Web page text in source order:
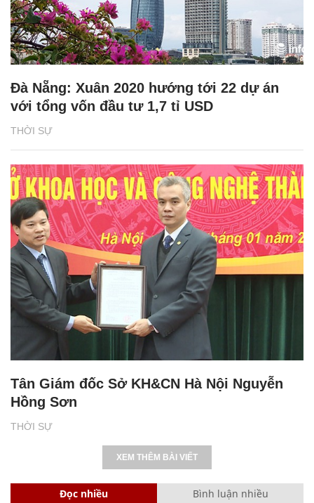
THỜI SỰ
Đà Nẵng: Xuân 2020 hướng tới 22 dự án
với tổng vốn đầu tư 1,7 tỉ USD
THỜI SỰ
Tân Giám đốc Sở KH&CN Hà Nội Nguyễn
Hồng Sơn
XEM THÊM BÀI VIẾT
Đọc nhiều Bình luận nhiều